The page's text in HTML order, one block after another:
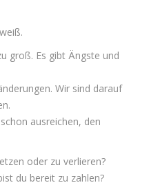
groß. Es gibt Ängste und
Wir sind darauf
ausreichen, den
oder zu verlieren?
du bereit zu zahlen?